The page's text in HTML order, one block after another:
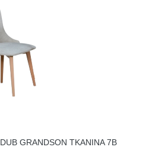
GRANDSON TKANINA 7B